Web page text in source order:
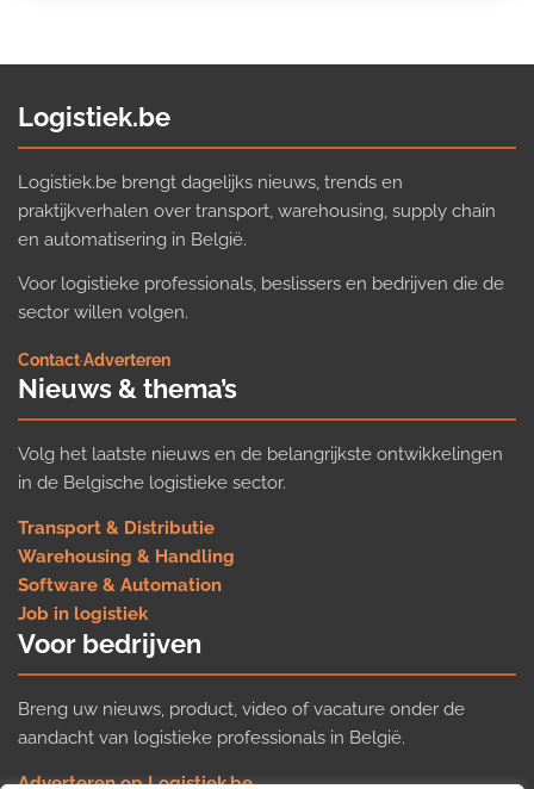
Logistiek.be
Logistiek.be brengt dagelijks nieuws, trends en
praktijkverhalen over transport, warehousing, supply chain
en automatisering in België.
Voor logistieke professionals, beslissers en bedrijven die de
sector willen volgen.
Contact·Adverteren
Nieuws & thema’s
Volg het laatste nieuws en de belangrijkste ontwikkelingen
in de Belgische logistieke sector.
Transport & Distributie
Warehousing & Handling
Software & Automation
Job in logistiek
Voor bedrijven
Breng uw nieuws, product, video of vacature onder de
aandacht van logistieke professionals in België.
Adverteren op Logistiek.be